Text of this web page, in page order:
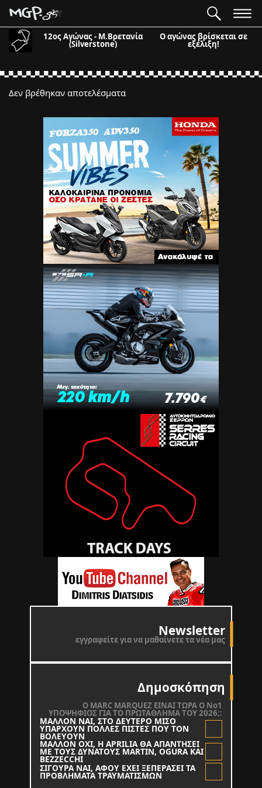
12ος Αγώνας - Μ.Βρετανία
(Silverstone)
Ο αγώνας βρίσκεται σε
εξέλιξη!
Newsletter
εγγραφείτε για να μαθαίνετε τα νέα μας
Δημοσκόπηση
O MARC MARQUEZ ΕΙΝΑΙ ΤΩΡΑ Ο Νο1
ΥΠΟΨΗΦΙΟΣ ΓΙΑ ΤΟ ΠΡΩΤΑΘΛΗΜΑ ΤΟΥ 2026;:
ΜΑΛΛΟΝ ΝΑΙ, ΣΤΟ ΔΕΥΤΕΡΟ ΜΙΣΟ
ΥΠΑΡΧΟΥΝ ΠΟΛΛΕΣ ΠΙΣΤΕΣ ΠΟΥ ΤΟΝ
ΒΟΛΕΥΟΥΝ
ΜΑΛΛΟΝ ΟΧΙ, Η APRILIA ΘΑ ΑΠΑΝΤΗΣΕΙ
ΜΕ ΤΟΥΣ ΔΥΝΑΤΟΥΣ MARTIN, OGURA KAI
BEZZECCHI
ΣΙΓΟΥΡΑ ΝΑΙ, ΑΦΟΥ ΕΧΕΙ ΞΕΠΕΡΑΣΕΙ ΤΑ
ΠΡΟΒΛΗΜΑΤΑ ΤΡΑΥΜΑΤΙΣΜΩΝ
Δεν βρέθηκαν αποτελέσματα